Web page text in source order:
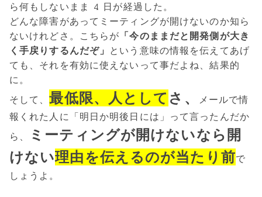
ら何もしないまま 4 日が経過した。
どんな障害があってミーティングが開けないのか知ら
ないけれどさ。こちらが 「今のままだと開発側が大き
く手戻りするんだぞ」 という意味の情報を伝えてあげ
ても、それを有効に使えないって事だよね、結果的
に。
そして、最低限、人として さ、
メールで情
報くれた人に「明日か明後日には」って言ったんだか
ら、
ミーティングが開けないなら開
けない理由を伝えるのが当たり前で
しょうよ。